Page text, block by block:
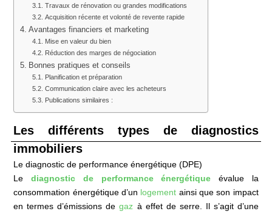
Travaux de rénovation ou grandes modifications
Acquisition récente et volonté de revente rapide
Avantages financiers et marketing
Mise en valeur du bien
Réduction des marges de négociation
Bonnes pratiques et conseils
Planification et préparation
Communication claire avec les acheteurs
Publications similaires :
Les différents types de diagnostics
immobiliers
Le diagnostic de performance énergétique (DPE)
Lediagnostic de performance énergétique évalue la
consommation énergétique d’un logement ainsi que son impact
en termes d’émissions degaz à effet de serre. Il s’agit d’une